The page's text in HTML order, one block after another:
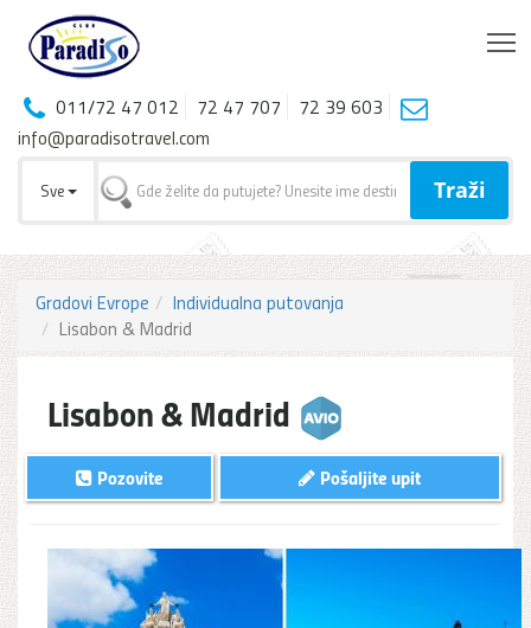
011/72 47 012 72 47 707
72 39 603
info@paradisotravel.com
Sve Traži
Gradovi Evrope
Individualna putovanja
Lisabon & Madrid
Lisabon & Madrid
Pošaljite upit
Pozovite